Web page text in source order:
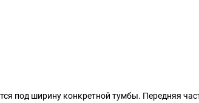
под ширину конкретной тумбы. Передняя